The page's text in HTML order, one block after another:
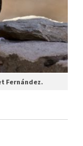
Fernández.